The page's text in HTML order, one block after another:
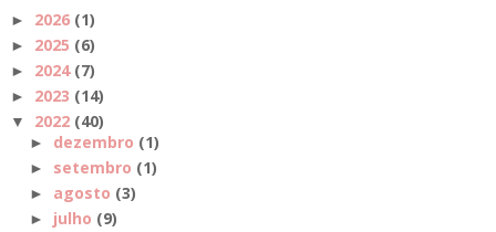
► 2026 (1)
► 2025 (6)
► 2024 (7)
► 2023 (14)
▼ 2022 (40)
► dezembro (1)
► setembro (1)
► agosto (3)
► julho (9)